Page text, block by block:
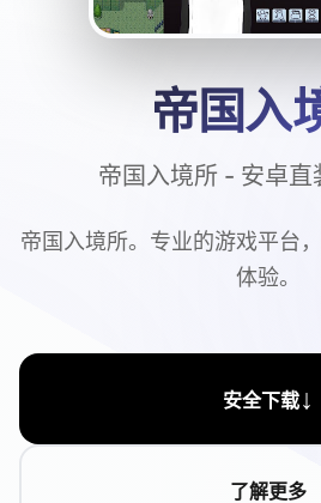
帝国入
帝国入境所 - 安卓直
帝国入境所。专业的游戏平台
体验。
安全下载↓
了解更多